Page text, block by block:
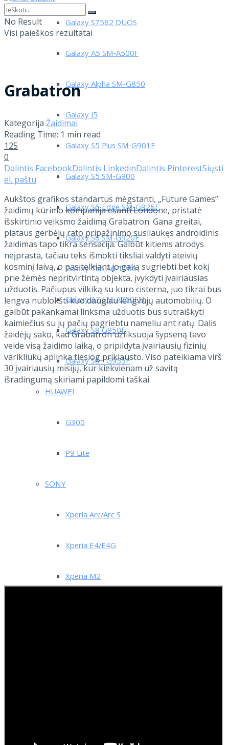
Galaxy S7582 DUOS
Galaxy A5 SM-A500F
Galaxy Alpha SM-G850
Galaxy J5
Galaxy S5 Plus SM-G901F
Galaxy S5 SM-G900
Galaxy S6 Edge SM-G925F
Galaxy S6 SM-G920F
Galaxy Tab A6 T280
Galaxy A7 SM-A750FN
Galaxy S8 G950F
Galaxy S8+ G955F
HUAWEI
G300
P9 Lite
SONY
Xperia Arc/Arc S
Xperia E4/E4G
Xperia M2
No Result
Visi paieškos rezultatai
Grabatron
Kategorija Žaidimai
Reading Time: 1 min read
125
0
Dalintis FacebookDalintis LinkedinDalintis PinterestSiųsti
el. paštu
Aukštos grafikos standartus mėgstanti, „Future Games”
žaidimų kūrimo kompanija esanti Londone, pristatė
išskirtinio veiksmo žaidimą Grabatron. Gana greitai,
plataus gerbėjų rato pripažinimo susilaukęs androidinis
žaidimas tapo tikra sensacija. Galbūt kitiems atrodys
neįprasta, tačiau teks išmokti tiksliai valdyti ateivių
kosminį laivą, o pasitelkiant jo galią sugriebti bet kokį
prie žėmės nepritvirtintą objekta, įvykdyti įvairiausias
užduotis. Pačiupus vilkiką su kuro cisterna, juo tikrai bus
lengva nublokšti kuo daugiau lengvūjų automobilių. O
galbūt pakankamai linksma užduotis bus sutraiškyti
kaimiečius su jų pačių pagriebtu nameliu ant ratų. Dalis
žaidėjų sako, kad Grabatron užfiksuoja šypseną tavo
veide visą žaidimo laiką, o pripildyta įvairiausių fizinių
varikliukų aplinka tiesiog priklausto. Viso pateikiama virš
30 įvairiausių misijų, kur kiekvienam už savitą
išradingumą skiriami papildomi taškai.